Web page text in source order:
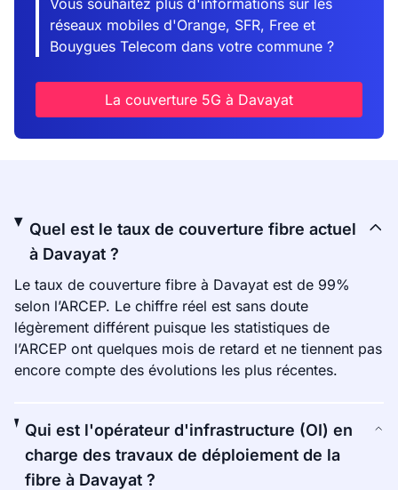
Vous souhaitez plus d'informations sur les
réseaux mobiles d'Orange, SFR, Free et
Bouygues Telecom dans votre commune ?
La couverture 5G à Davayat
Quel est le taux de couverture fibre actuel
à Davayat ?
Le taux de couverture fibre à Davayat est de 99%
selon l’ARCEP. Le chiffre réel est sans doute
légèrement différent puisque les statistiques de
l’ARCEP ont quelques mois de retard et ne tiennent pas
encore compte des évolutions les plus récentes.
Qui est l'opérateur d'infrastructure (OI) en
charge des travaux de déploiement de la
fibre à Davayat ?